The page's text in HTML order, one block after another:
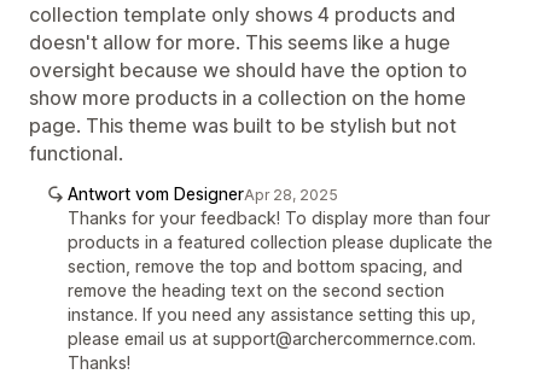
collection template only shows 4 products and
doesn't allow for more. This seems like a huge
oversight because we should have the option to
show more products in a collection on the home
page. This theme was built to be stylish but not
functional.
Antwort vom DesignerApr 28, 2025
Thanks for your feedback! To display more than four
products in a featured collection please duplicate the
section, remove the top and bottom spacing, and
remove the heading text on the second section
instance. If you need any assistance setting this up,
please email us at support@archercommernce.com.
Thanks!